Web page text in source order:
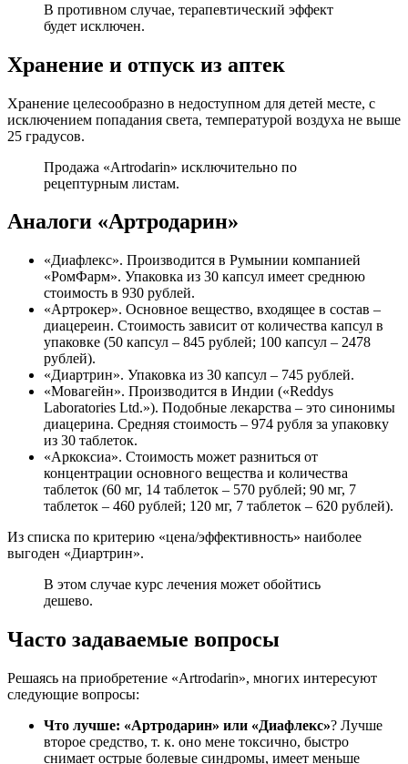
В противном случае, терапевтический эффект
будет исключен.
Хранение и отпуск из аптек
Хранение целесообразно в недоступном для детей месте, с
исключением попадания света, температурой воздуха не выше
25 градусов.
Продажа «Artrodarin» исключительно по
рецептурным листам.
Аналоги «Артродарин»
«Диафлекс». Производится в Румынии компанией
«РомФарм». Упаковка из 30 капсул имеет среднюю
стоимость в 930 рублей.
«Артрокер». Основное вещество, входящее в состав –
диацереин. Стоимость зависит от количества капсул в
упаковке (50 капсул – 845 рублей; 100 капсул – 2478
рублей).
«Диартрин». Упаковка из 30 капсул – 745 рублей.
«Мовагейн». Производится в Индии («Reddys
Laboratories Ltd.»). Подобные лекарства – это синонимы
диацерина. Средняя стоимость – 974 рубля за упаковку
из 30 таблеток.
«Аркоксиа». Стоимость может разниться от
концентрации основного вещества и количества
таблеток (60 мг, 14 таблеток – 570 рублей; 90 мг, 7
таблеток – 460 рублей; 120 мг, 7 таблеток – 620 рублей).
Из списка по критерию «цена/эффективность» наиболее
выгоден «Диартрин».
В этом случае курс лечения может обойтись
дешево.
Часто задаваемые вопросы
Решаясь на приобретение «Artrodarin», многих интересуют
следующие вопросы:
Что лучше: «Артродарин» или «Диафлекс»? Лучше
второе средство, т. к. оно мене токсично, быстро
снимает острые болевые синдромы, имеет меньше